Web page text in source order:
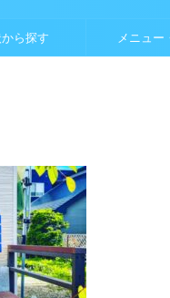
ら探す メニュー